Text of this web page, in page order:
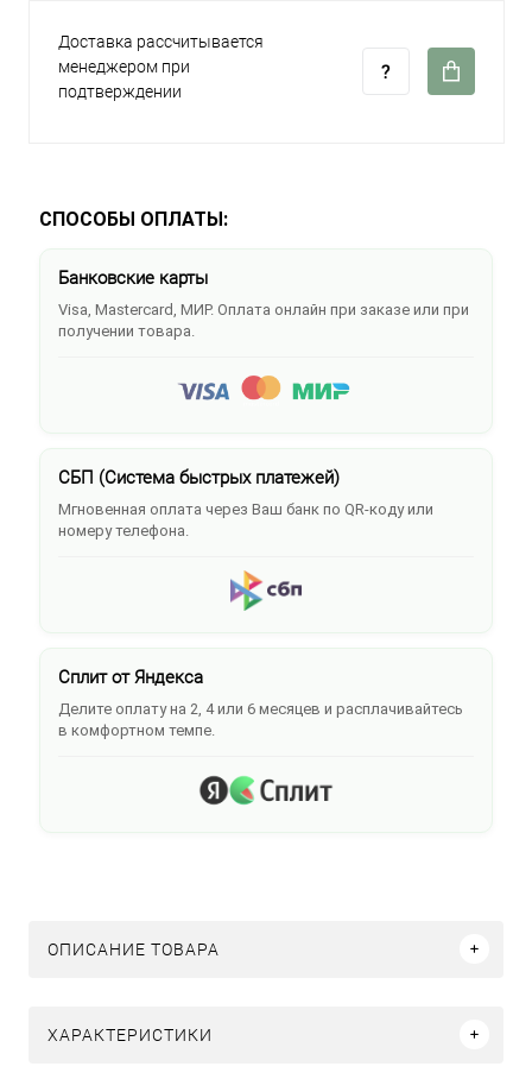
Доставка рассчитывается
менеджером при
подтверждении
СПОСОБЫ ОПЛАТЫ:
Банковские карты
Visa, Mastercard, МИР. Оплата онлайн при заказе или при
получении товара.
СБП (Система быстрых платежей)
Мгновенная оплата через Ваш банк по QR-коду или
номеру телефона.
Сплит от Яндекса
Делите оплату на 2, 4 или 6 месяцев и расплачивайтесь
в комфортном темпе.
ОПИСАНИЕ ТОВАРА
ХАРАКТЕРИСТИКИ